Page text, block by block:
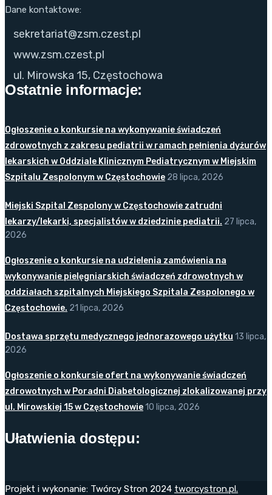
Dane kontaktowe:
sekretariat@zsm.czest.pl
www.zsm.czest.pl
ul. Mirowska 15, Częstochowa
Ostatnie informacje:
Ogłoszenie o konkursie na wykonywanie świadczeń
zdrowotnych z zakresu pediatrii w ramach pełnienia dyżurów
lekarskich w Oddziale Klinicznym Pediatrycznym w Miejskim
Szpitalu Zespolonym w Częstochowie 28 lipca, 2026
Miejski Szpital Zespolony w Częstochowie zatrudni
lekarzy/lekarki, specjalistów w dziedzinie pediatrii. 27 lipca,
2026
Ogłoszenie o konkursie na udzielenia zamówienia na
wykonywanie pielęgniarskich świadczeń zdrowotnych w
oddziałach szpitalnych Miejskiego Szpitala Zespolonego w
Częstochowie. 21 lipca, 2026
Dostawa sprzętu medycznego jednorazowego użytku 13 lipca,
2026
Ogłoszenie o konkursie ofert na wykonywanie świadczeń
zdrowotnych w Poradni Diabetologicznej zlokalizowanej przy
ul. Mirowskiej 15 w Częstochowie10 lipca, 2026
Ułatwienia dostępu:
Projekt i wykonanie: Twórcy Stron 2024 tworcystron.pl.